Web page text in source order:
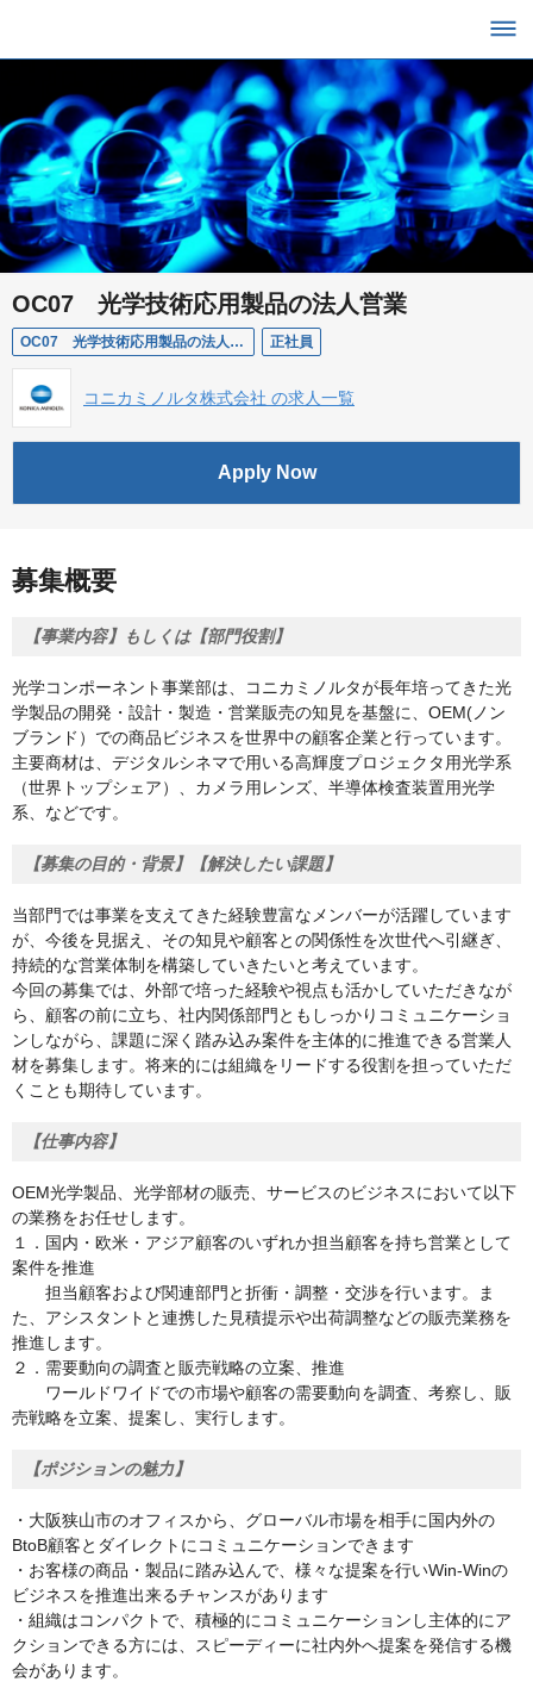
OC07 光学技術応用製品の法人営業
OC07 光学技術応用製品の法人営業 正社員
コニカミノルタ株式会社 の求人一覧
Apply Now
募集概要
【事業内容】もしくは【部門役割】
光学コンポーネント事業部は、コニカミノルタが長年培ってきた光
学製品の開発・設計・製造・営業販売の知見を基盤に、OEM(ノン
ブランド）での商品ビジネスを世界中の顧客企業と行っています。
主要商材は、デジタルシネマで用いる高輝度プロジェクタ用光学系
（世界トップシェア）、カメラ用レンズ、半導体検査装置用光学
系、などです。
【募集の目的・背景】【解決したい課題】
当部門では事業を支えてきた経験豊富なメンバーが活躍しています
が、今後を見据え、その知見や顧客との関係性を次世代へ引継ぎ、
持続的な営業体制を構築していきたいと考えています。
今回の募集では、外部で培った経験や視点も活かしていただきなが
ら、顧客の前に立ち、社内関係部門ともしっかりコミュニケーショ
ンしながら、課題に深く踏み込み案件を主体的に推進できる営業人
材を募集します。将来的には組織をリードする役割を担っていただ
くことも期待しています。
【仕事内容】
OEM光学製品、光学部材の販売、サービスのビジネスにおいて以下
の業務をお任せします。
１．国内・欧米・アジア顧客のいずれか担当顧客を持ち営業として
案件を推進
担当顧客および関連部門と折衝・調整・交渉を行います。ま
た、アシスタントと連携した見積提示や出荷調整などの販売業務を
推進します。
２．需要動向の調査と販売戦略の立案、推進
ワールドワイドでの市場や顧客の需要動向を調査、考察し、販
売戦略を立案、提案し、実行します。
【ポジションの魅力】
・大阪狭山市のオフィスから、グローバル市場を相手に国内外の
BtoB顧客とダイレクトにコミュニケーションできます
・お客様の商品・製品に踏み込んで、様々な提案を行いWin-Winの
ビジネスを推進出来るチャンスがあります
・組織はコンパクトで、積極的にコミュニケーションし主体的にア
クションできる方には、スピーディーに社内外へ提案を発信する機
会があります。